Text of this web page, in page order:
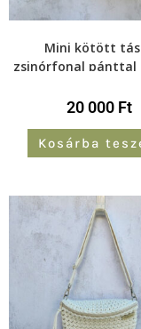
Mini kötött
zsinórfonal pánttal
20 000 Ft
Kosárba